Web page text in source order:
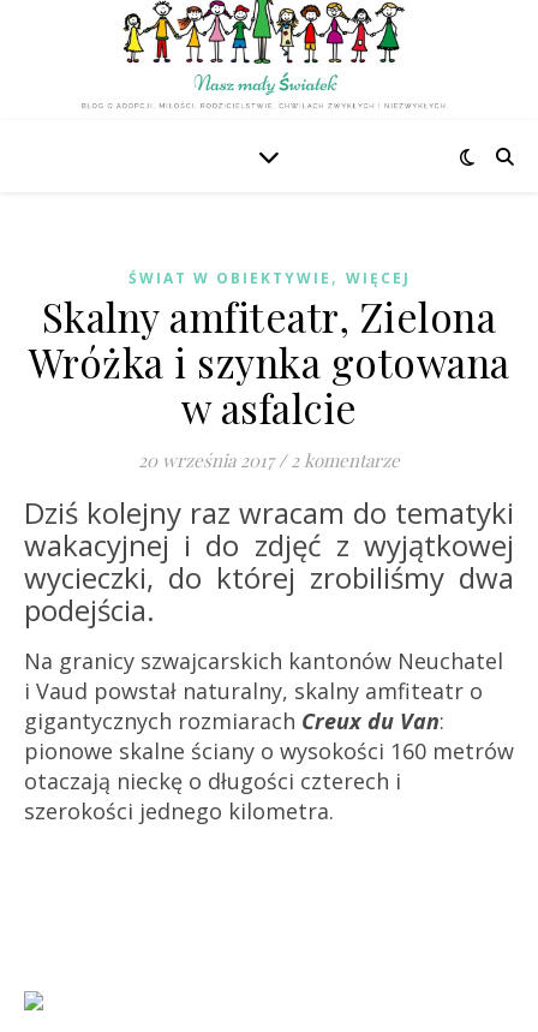
ŚWIAT W OBIEKTYWIE , WIĘCEJ
Skalny amfiteatr, Zielona
Wróżka i szynka gotowana
w asfalcie
20 września 2017 / 2 komentarze
Dziś kolejny raz wracam do tematyki
wakacyjnej i do zdjęć z wyjątkowej
wycieczki, do której zrobiliśmy dwa
podejścia.
Na granicy szwajcarskich kantonów Neuchatel
i Vaud powstał naturalny, skalny amfiteatr o
gigantycznych rozmiarach Creux du Van:
pionowe skalne ściany o wysokości 160 metrów
otaczają nieckę o długości czterech i
szerokości jednego kilometra.